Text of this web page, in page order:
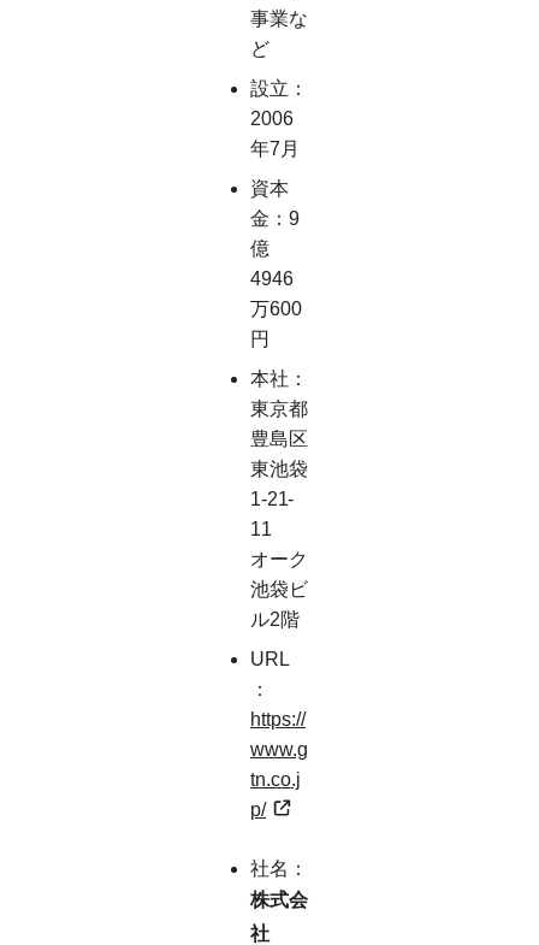
事業な
ど
設立：
2006
年7月
資本
金：9
億
4946
万600
円
本社：
東京都
豊島区
東池袋
1-21-
11
オーク
池袋ビ
ル2階
URL
：
https://
www.g
tn.co.j
p/
社名：
株式会
社